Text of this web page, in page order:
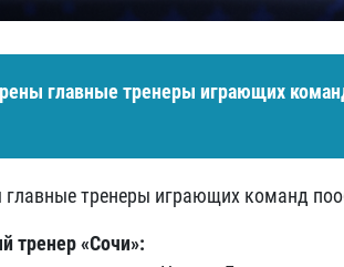
главные тренеры играющих
главные тренеры играющих команд
тренер «Сочи»: